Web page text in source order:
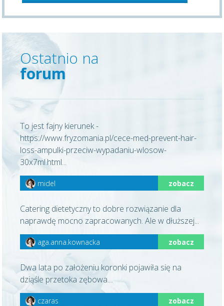
Ostatnio na
forum
To jest fajny kierunek -
https://www.fryzomania.pl/cece-med-prevent-hair-
loss-ampulki-przeciw-wypadaniu-wlosow-
30x7ml.html...
midel zobacz
Catering dietetyczny to dobre rozwiązanie dla
naprawdę mocno zapracowanych. Ale w dłuższej...
aga.anna.kownacka zobacz
Dwa lata po założeniu koronki pojawiła się na
dziąśle przetoka zębowa....
czaras zobacz